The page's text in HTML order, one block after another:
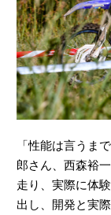
「性能は言うま
郎さん、西森裕
走り、実際に体
出し、開発と実